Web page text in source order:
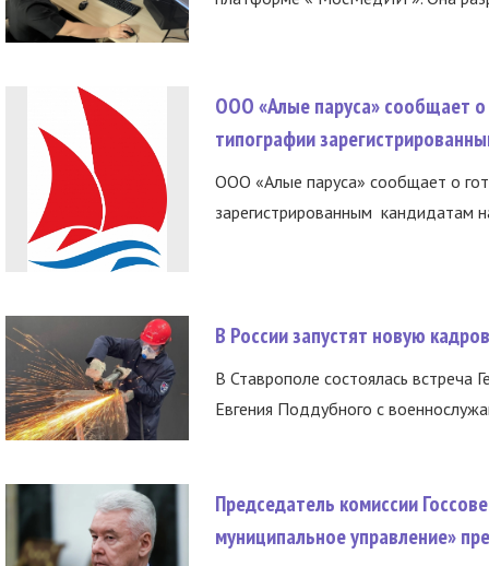
ООО «Алые паруса» сообщает о
типографии
ООО «Алые паруса» сообщает о
зарегистрированным кандидатам
В России запустят новую
В Ставрополе состоялась встреча
Евгения Поддубного с
Председатель комиссии
муниципальное управление»